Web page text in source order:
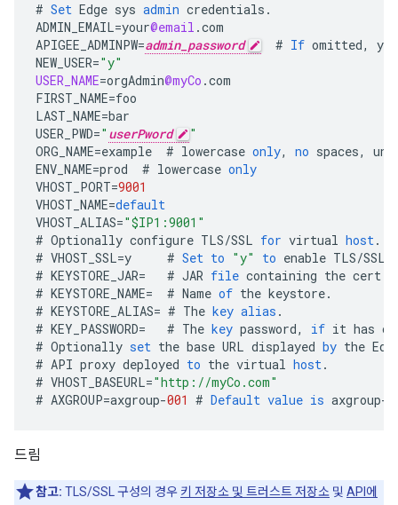
# Set Edge sys admin credentials .
ADMIN_EMAIL=your@email .com
APIGEE_ADMINPW=admin_password # If omitted,
you
NEW_USER="y"
USER_NAME=orgAdmin@myCo .com
FIRST_NAME=foo
LAST_NAME=bar
USER_PWD=" userPword
"
ORG_NAME=example # lowercase only, no spaces,
ENV_NAME=prod # lowercase only
VHOST_PORT=9001
VHOST_NAME=default
VHOST_ALIAS="$IP1:9001"
# Optionally configure TLS/SSL for virtual host.
# VHOST_SSL=y # Set to "y" to enable TLS/SSL
# KEYSTORE_JAR= # JAR file containing the cert
# KEYSTORE_NAME= # Name of the keystore.
# KEYSTORE_ALIAS= # The key alias .
# KEY_PASSWORD= # The key password, if it has
# Optionally set the base URL displayed by the
# API proxy deployed to the virtual host.
# VHOST_BASEURL="http://myCo.com"
# AXGROUP=axgroup-001 # Default value is axgroup-
드림
참고: TLS/SSL 구성의 경우 키 저장소 및 트러스트 저장소 및 API에